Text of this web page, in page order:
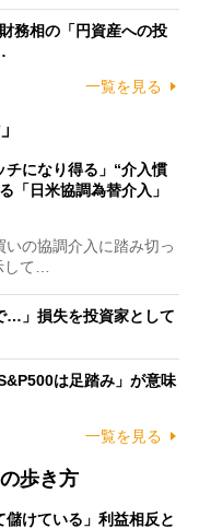
務相の「円資産への投
一覧を見る
チになり得る」“介入慣
「日米協調為替介入」
の協調介入に踏み切っ
て…
…」損失を投資家として
は足踏み」が意味
一覧を見る
歩き方
儲けている」利益相反と